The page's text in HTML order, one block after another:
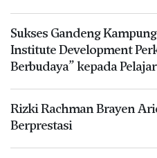
Sukses Gandeng
Institute Development
Berbudaya” kepada Pelajar
Rizki Rachman Brayen
Berprestasi